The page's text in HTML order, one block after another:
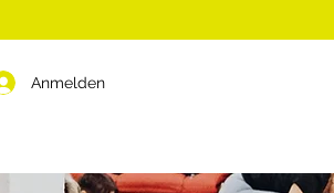
Anmelden